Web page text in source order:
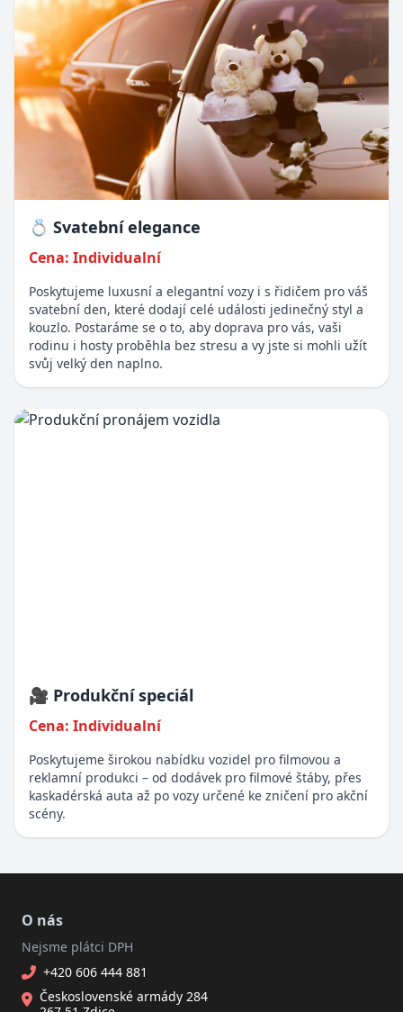
💍 Svatební elegance
Cena: Individualní
Poskytujeme luxusní a elegantní vozy i s řidičem pro váš
svatební den, které dodají celé události jedinečný styl a
kouzlo. Postaráme se o to, aby doprava pro vás, vaši
rodinu i hosty proběhla bez stresu a vy jste si mohli užít
svůj velký den naplno.
🎥 Produkční speciál
Cena: Individualní
Poskytujeme širokou nabídku vozidel pro filmovou a
reklamní produkci – od dodávek pro filmové štáby, přes
kaskadérská auta až po vozy určené ke zničení pro akční
scény.
O nás
Nejsme plátci DPH
+420 606 444 881
Československé armády 284